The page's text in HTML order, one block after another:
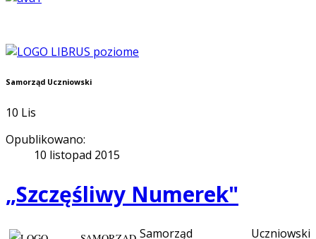
Samorząd Uczniowski
10 Lis
Opublikowano:
10 listopad 2015
„Szczęśliwy Numerek"
Samorząd Uczniowski